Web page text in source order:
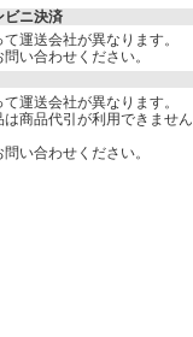
ビニ決済
運送会社が異なります。
い合わせください。
運送会社が異なります。
商品代引が利用できません
い合わせください。